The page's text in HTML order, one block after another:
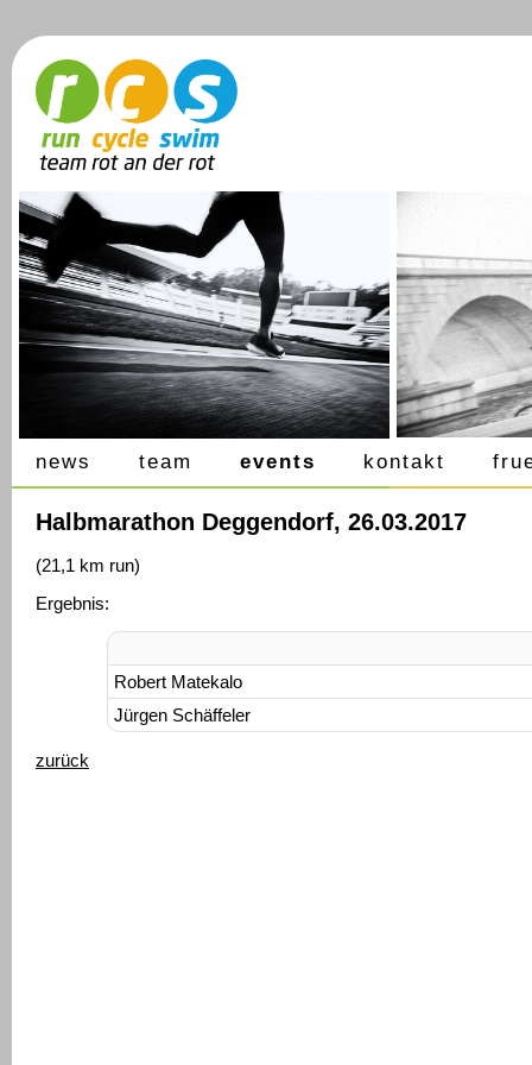
news team events kontakt
Halbmarathon Deggendorf, 26.03.2017
(21,1 km run)
Ergebnis:
Robert Matekalo
Jürgen Schäffeler
zurück